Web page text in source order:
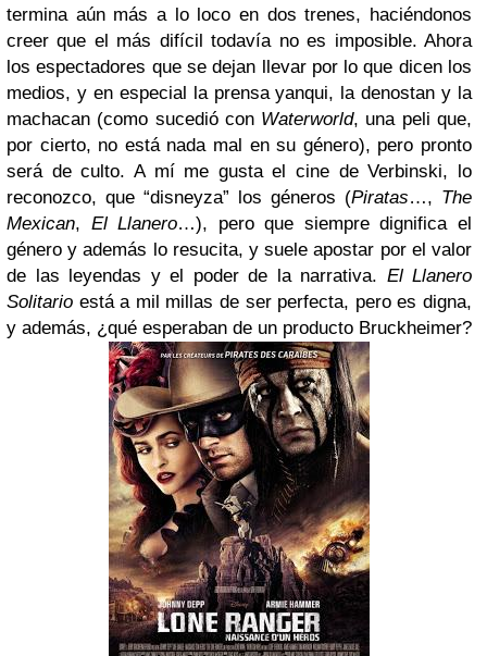
termina aún más a lo loco en dos trenes, haciéndonos
creer que el más difícil todavía no es imposible. Ahora
los espectadores que se dejan llevar por lo que dicen los
medios, y en especial la prensa yanqui, la denostan y la
machacan (como sucedió con Waterworld, una peli que,
por cierto, no está nada mal en su género), pero pronto
será de culto. A mí me gusta el cine de Verbinski, lo
reconozco, que “disneyza” los géneros (Piratas…, The
Mexican, El Llanero…), pero que siempre dignifica el
género y además lo resucita, y suele apostar por el valor
de las leyendas y el poder de la narrativa. El Llanero
Solitario está a mil millas de ser perfecta, pero es digna,
y además, ¿qué esperaban de un producto Bruckheimer?